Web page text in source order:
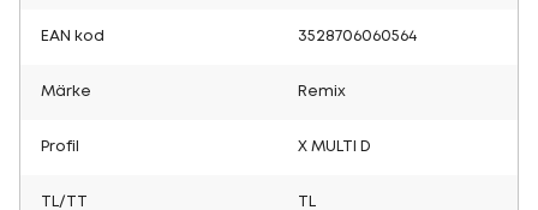
EAN kod 3528706060564
Märke Remix
Profil X MULTI D
TL/TT